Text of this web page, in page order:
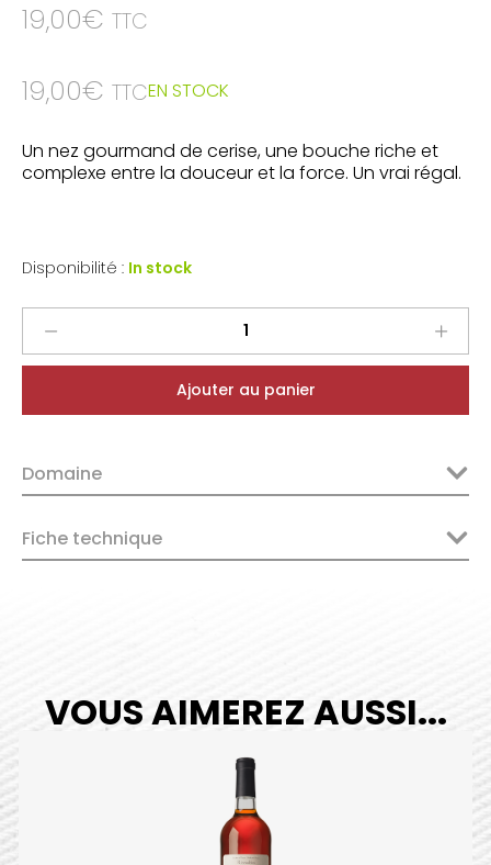
19,00€ TTC
19,00€ TTCEN STOCK
Un nez gourmand de cerise, une bouche riche et
complexe entre la douceur et la force. Un vrai régal.
Disponibilité : In stock
Banyuls
2024
Ajouter au panier
Domaine
Fiche technique
VOUS AIMEREZ AUSSI...